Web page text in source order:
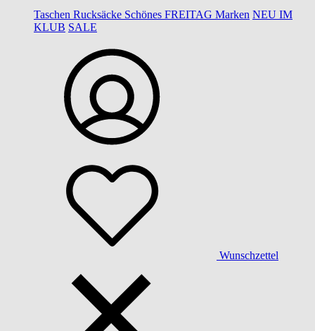
Taschen Rucksäcke Schönes FREITAG Marken NEU IM
KLUB SALE
Wunschzettel